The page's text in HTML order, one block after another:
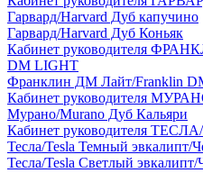
Гарвард/Harvard Дуб капучино
Гарвард/Harvard Дуб Коньяк
Кабинет руководителя
DM LIGHT
Франклин ДМ Лайт/Franklin
Кабинет руководителя
Мурано/Murano Дуб Кальяри
Кабинет руководителя
Тесла/Tesla Темный эвкалипт/
Тесла/Tesla Светлый